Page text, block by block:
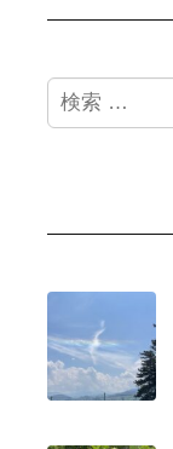
検
索